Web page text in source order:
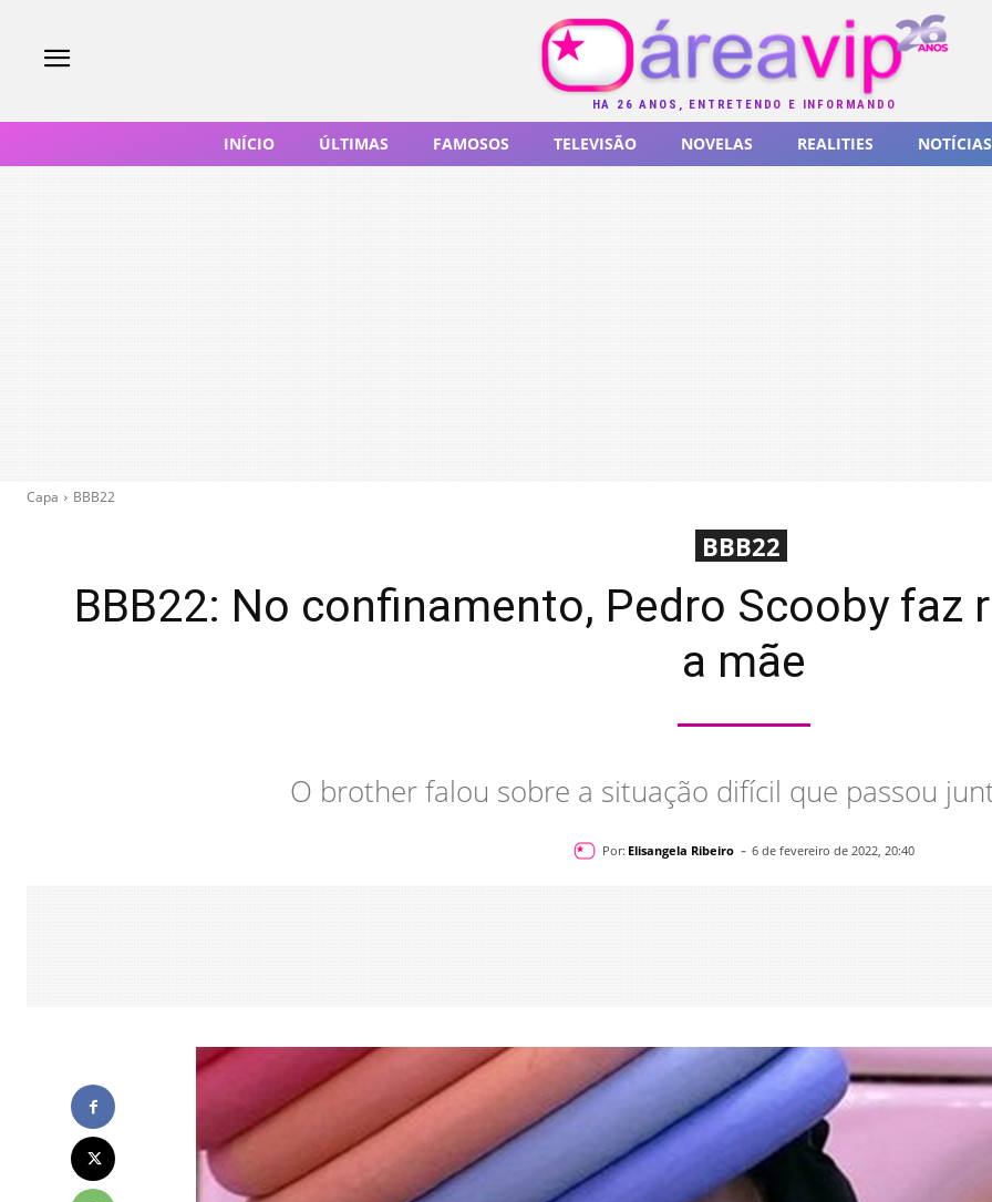
HÁ 26 ANOS, ENTRETENDO E INFORMANDO
INÍCIO ÚLTIMAS FAMOSOS TELEVISÃO NOVELAS REALITIES NOTÍCIAS
Capa BBB22
BBB22
BBB22: No confinamento, Pedro Scooby faz
a mãe
O brother falou sobre a situação difícil que passou
Por: Elisangela Ribeiro - 6 de fevereiro de 2022, 20:40